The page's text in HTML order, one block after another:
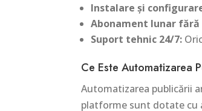
Instalare și
Abonament lunar
Suport tehnic 24/7:
Ce Este Automatizarea
Automatizarea publicării
platforme sunt dotate cu